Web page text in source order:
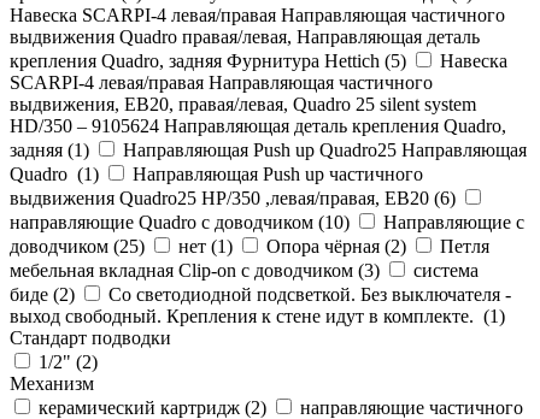
Навеска SCARPI-4 левая/правая Направляющая частичного
выдвижения Quadro правая/левая, Направляющая деталь
крепления Quadro, задняя Фурнитура Hettich (5)
Навеска
SCARPI-4 левая/правая Направляющая частичного
выдвижения, ЕВ20, правая/левая, Quadro 25 silent system
HD/350 – 9105624 Направляющая деталь крепления Quadro,
задняя (1)
Направляющая Push up Quadro25 Направляющая
Quadro (1)
Направляющая Push up частичного
выдвижения Quadro25 НР/350 ,левая/правая, ЕВ20 (6)
направляющие Quadro с доводчиком (10)
Направляющие с
доводчиком (25) нет (1) Опора чёрная (2)
Петля
мебельная вкладная Clip-on с доводчиком (3)
система
биде (2)
Со светодиодной подсветкой. Без выключателя -
выход свободный. Крепления к стене идут в комплекте. (1)
Стандарт подводки
1/2" (2)
Механизм
керамический картридж (2)
направляющие частичного